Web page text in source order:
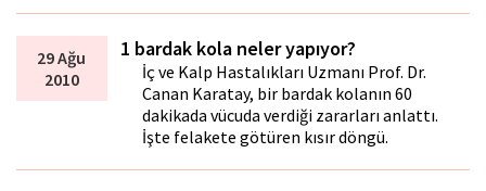
29 Ağu
2010
1 bardak kola neler yapıyor?
İç ve Kalp Hastalıkları Uzmanı Prof. Dr.
Canan Karatay, bir bardak kolanın 60
dakikada vücuda verdiği zararları anlattı.
İşte felakete götüren kısır döngü.